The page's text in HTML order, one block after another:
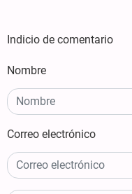
Indicio de comentario
Nombre
Correo electrónico